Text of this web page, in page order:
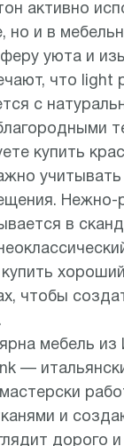
активно
но и в
уюта и
что light
с
купить
Нежно-
в
чтобы
мебель из
—
и
дорого и